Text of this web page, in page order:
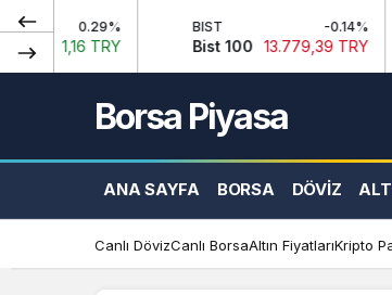
BIST -0.14%
Bist 100 13.779,39 TRY
GR. ALTIN
Gram
Borsa Piyasa
ANA SAYFA BORSA DÖVIZ
Canlı DövizCanlı BorsaAltın FiyatlarıKripto